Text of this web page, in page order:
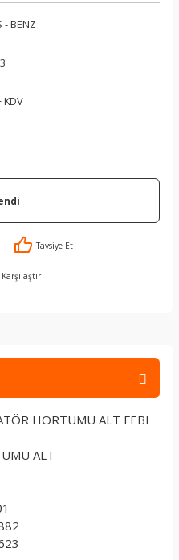
- BENZ
KDV
Tavsiye Et
Karşılaştır
HORTUMU ALT FEBI
ALT